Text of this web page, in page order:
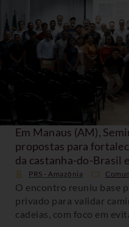
Em Manaus (AM),
propostas para
da castanha-do-Brasil
PRS - Amazônia
O encontro reuniu base
privado para validar
cadeias, com foco em